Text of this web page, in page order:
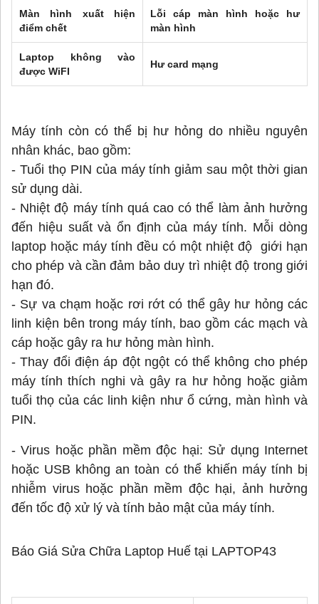
Màn hình xuất hiện
điểm chết
Lỗi cáp màn hình hoặc hư
màn hình
Laptop không vào
được WiFI
Hư card mạng
Máy tính còn có thể bị hư hỏng do nhiều nguyên
nhân khác, bao gồm:
- Tuổi thọ PIN của máy tính giảm sau một thời gian
sử dụng dài.
- Nhiệt độ máy tính quá cao có thể làm ảnh hưởng
đến hiệu suất và ổn định của máy tính. Mỗi dòng
laptop hoặc máy tính đều có một nhiệt độ giới hạn
cho phép và cần đảm bảo duy trì nhiệt độ trong giới
hạn đó.
- Sự va chạm hoặc rơi rớt có thể gây hư hỏng các
linh kiện bên trong máy tính, bao gồm các mạch và
cáp hoặc gây ra hư hỏng màn hình.
- Thay đổi điện áp đột ngột có thể không cho phép
máy tính thích nghi và gây ra hư hỏng hoặc giảm
tuổi thọ của các linh kiện như ổ cứng, màn hình và
PIN.
- Virus hoặc phần mềm độc hại: Sử dụng Internet
hoặc USB không an toàn có thể khiến máy tính bị
nhiễm virus hoặc phần mềm độc hại, ảnh hưởng
đến tốc độ xử lý và tính bảo mật của máy tính.
Báo Giá Sửa Chữa Laptop Huế tại LAPTOP43